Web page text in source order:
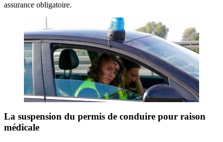
assurance obligatoire.
La suspension du permis de conduire pour raison
médicale